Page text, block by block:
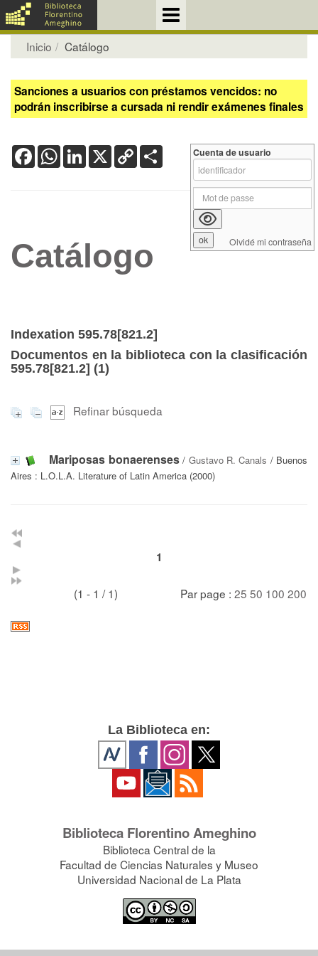
Inicio Catálogo
Sanciones a usuarios con préstamos vencidos: no
podrán inscribirse a cursada ni rendir exámenes finales
FacebookWhatsApp
LinkedIn
X Copy
Link
Catálogo
Indexation 595.78[821.2]
Documentos en la biblioteca con la clasificación
595.78[821.2] (1)
Refinar búsqueda
Mariposas bonaerenses/ Gustavo R. Canals / Buenos
Aires : L.O.L.A. Literature of Latin America (2000)
1
(1 - 1 / 1) Par page : 25 50 100 200
Cuenta de usuario
Olvidé mi contraseña
La Biblioteca en:
Biblioteca Florentino Ameghino
Biblioteca Central de la
Facultad de Ciencias Naturales y Museo
Universidad Nacional de La Plata